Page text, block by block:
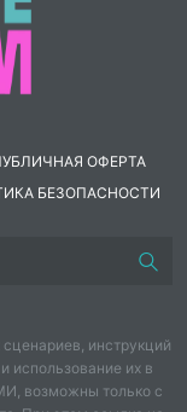
и �
ОФЕРТА
БЕЗОПАСНОСТИ
инструкций
использование их в
возможны только с